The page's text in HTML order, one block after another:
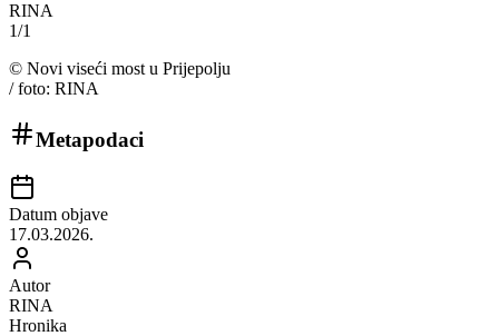
RINA
1/1
© Novi viseći most u Prijepolju
/ foto: RINA
Metapodaci
Datum objave
17.03.2026.
Autor
RINA
Hronika